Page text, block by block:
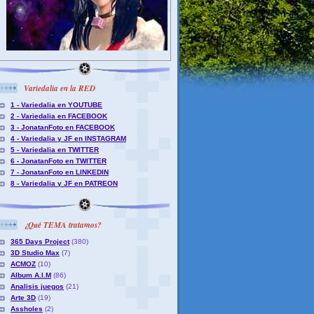
Variedalia en la RED
1 - Variedalia en YOUTUBE
2 - Variedalia en FACEBOOK
3 - JonatanFoto en FACEBOOK
4 - Variedalia y JF en INSTAGRAM
5 - Variedalia en TWITTER
6 - JonatanFoto en TWITTER
7 - JonatanFoto en LINKEDIN
8 - Variedalia y JF en PATREON
¿Qué TEMA tratamos?
365 Days Project (380)
3D Studio Max (7)
ACMOZ (10)
Album A.I.M (86)
Analisis juegos (21)
Arte 3D (19)
Assholes (2)